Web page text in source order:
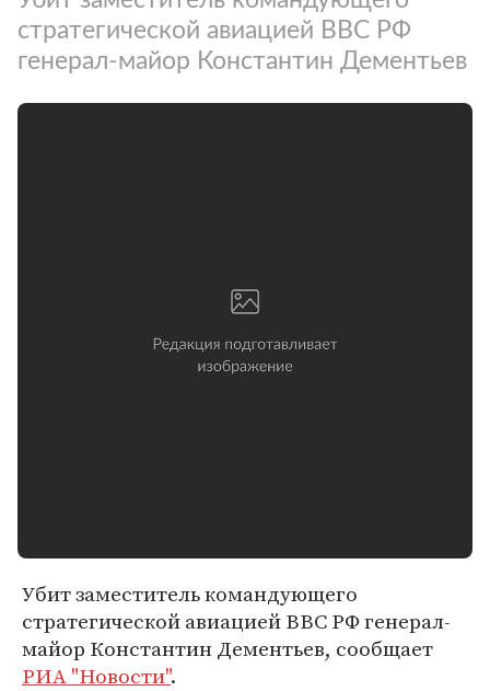
стратегической авиацией ВВС РФ
генерал-майор Константин Дементьев
Убит заместитель командующего
стратегической авиацией ВВС РФ генерал-
майор Константин Дементьев, сообщает
РИА "Новости".